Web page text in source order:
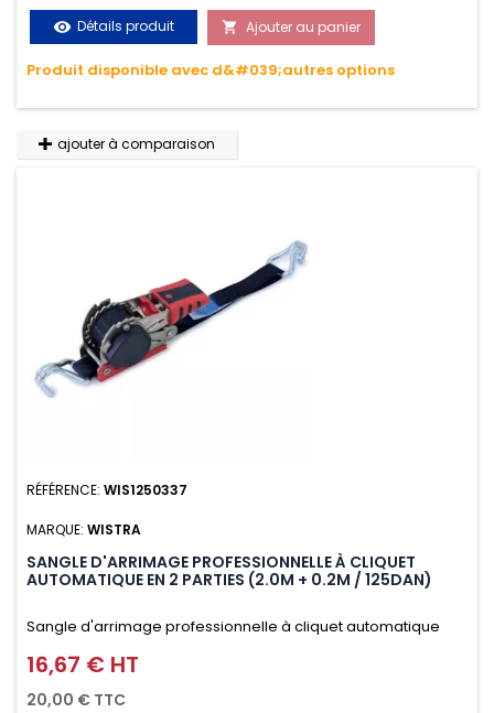
le transport. Matière polyester très résistante aux UV et aux
variations de températures, n'absorbe pas l'eau.
visibility Détails produit  Ajouter au panier
Produit disponible avec d&#039;autres options
ajouter à comparaison
RÉFÉRENCE: WIS1250337
MARQUE: WISTRA
SANGLE D'ARRIMAGE PROFESSIONNELLE À CLIQUET
AUTOMATIQUE EN 2 PARTIES (2.0M + 0.2M / 125DAN)
Sangle d'arrimage professionnelle à cliquet automatique
avec crochet deux doigts soudés en J en 2 parties (2.0M +
0.2M / 125daN), simple et rapide d'utilisation. Permet
Prix
16,67 € HT
20,00 € TTC